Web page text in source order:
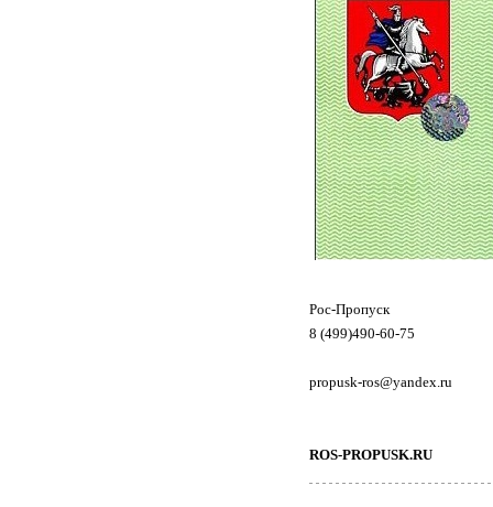
Рос-Пропуск
8 (499)490-60-75
propusk-ros@yandex.ru
ROS-PROPUSK.RU